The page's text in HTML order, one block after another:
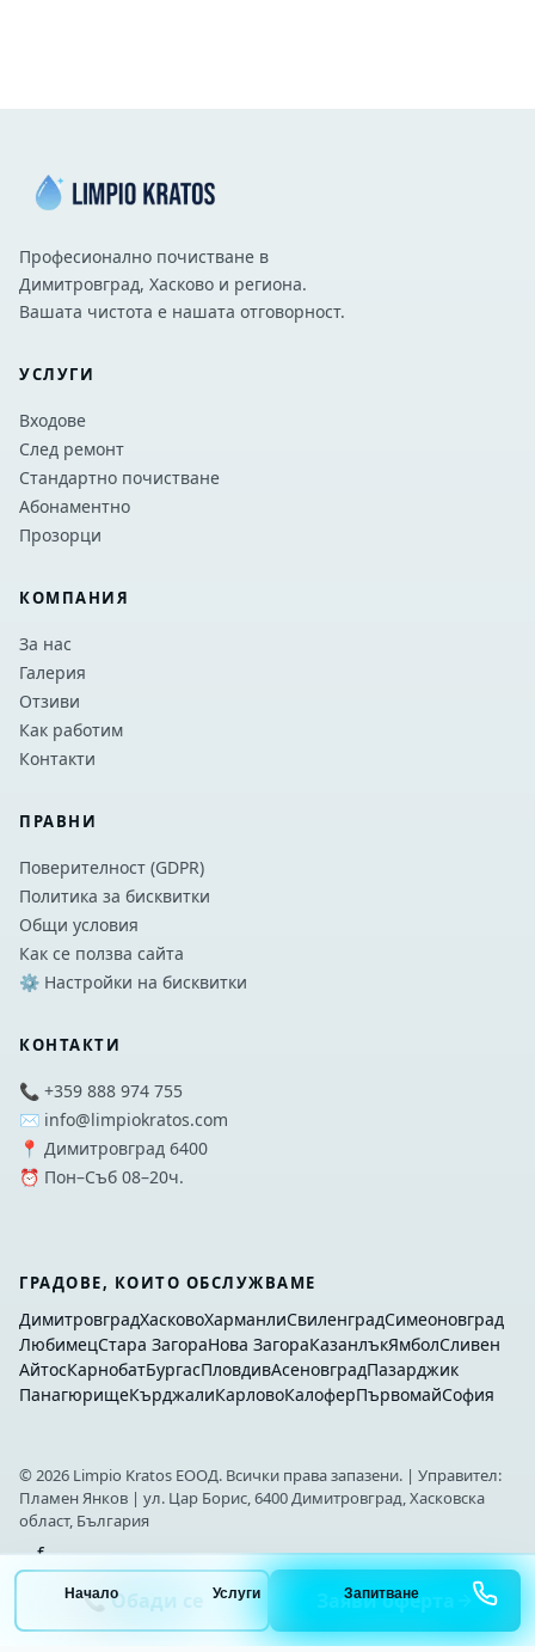
📞 Обади се Заяви оферта
Професионално почистване в
Димитровград, Хасково и региона.
Вашата чистота е нашата отговорност.
УСЛУГИ
Входове
След ремонт
Стандартно почистване
Абонаментно
Прозорци
КОМПАНИЯ
За нас
Галерия
Отзиви
Как работим
Контакти
ПРАВНИ
Поверителност (GDPR)
Политика за бисквитки
Общи условия
Как се ползва сайта
⚙️ Настройки на бисквитки
КОНТАКТИ
📞 +359 888 974 755
✉️ info@limpiokratos.com
📍 Димитровград 6400
⏰ Пон–Съб 08–20ч.
ГРАДОВЕ, КОИТО ОБСЛУЖВАМЕ
ДимитровградХасковоХарманлиСвиленградСимеоновград
ЛюбимецСтара ЗагораНова ЗагораКазанлъкЯмболСливен
АйтосКарнобатБургасПловдивАсеновградПазарджик
ПанагюрищеКърджалиКарловоКалоферПървомайСофия
© 2026 Limpio Kratos ЕООД. Всички права запазени. | Управител:
Пламен Янков | ул. Цар Борис, 6400 Димитровград, Хасковска
област, България
f
Изработка на сайт: Trevions
Начало Услуги Запитване